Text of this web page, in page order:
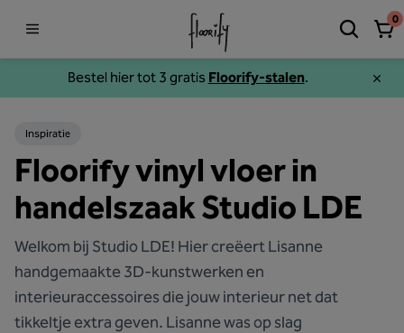
Bestel hier tot 3 gratis Floorify-stalen.
0
Inspiratie
Floorify vinyl vloer in
handelszaak Studio LDE
Welkom bij Studio LDE! Hier creëert Lisanne
handgemaakte 3D-kunstwerken en
interieuraccessoires die jouw interieur net dat
tikkeltje extra geven. Lisanne was op slag